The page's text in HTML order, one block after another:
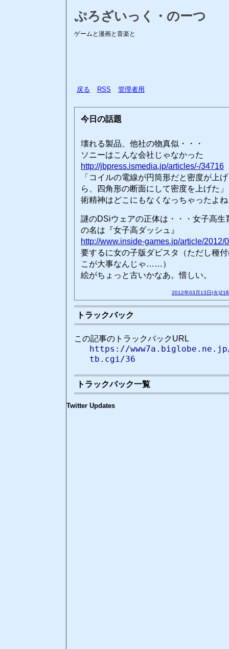
ぷろざいっく・のーつ
ゲームと漫画と音楽と
戻る RSS 管理者用
今日の話題
壊れる製品、他社の物真似・・・
ソニーはこんな会社じゃなかった
http://jbpress.ismedia.jp/articles/-/34716
「コイルの電線が円筒形だと密度が上
ら、四角形の断面にして密度を上げた
術精神はどこにもなくなっちゃったよ
謎のDSiウェアの正体は・・・女子高生
の名は『女子高ダッシュ』
http://www.inside-games.jp/article/2012/
要するに女の子版ダビスタ（ただし種
こが大事なんじゃ……）
絵がちょっと古いかなあ。惜しい。
2012年03月13日(火)21
トラックバック
この記事のトラックバックURL
https://
tb.cgi/36
トラックバック一覧
Twitter Updates